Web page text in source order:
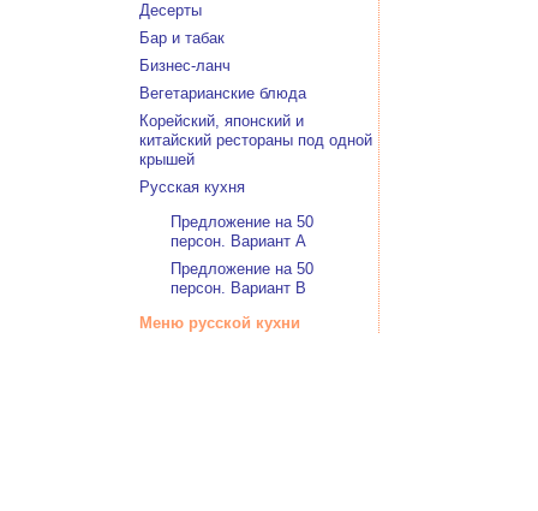
Десерты
Бар и табак
Бизнес-ланч
Вегетарианские блюда
Корейский, японский и
китайский рестораны под одной
крышей
Русская кухня
Предложение на 50
персон. Вариант А
Предложение на 50
персон. Вариант В
Меню русской кухни